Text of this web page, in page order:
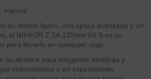
manual
su diseño ligero, una óptica avanzada y un
el NIKKOR Z 24-120mm f/4 S es un
para llevarlo en cualquier viaje.
su alcance para imágenes estáticas y
improvisados o en expediciones